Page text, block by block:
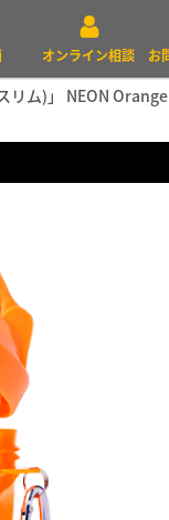
オンライン相談 お
ム)」 NEON Orange